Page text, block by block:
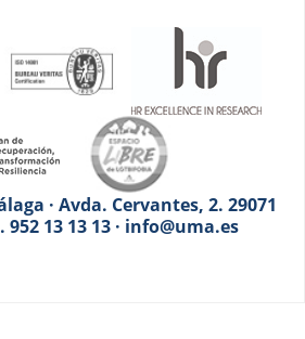
· Avda. Cervantes, 2. 29071
952 13 13 13 · info@uma.es